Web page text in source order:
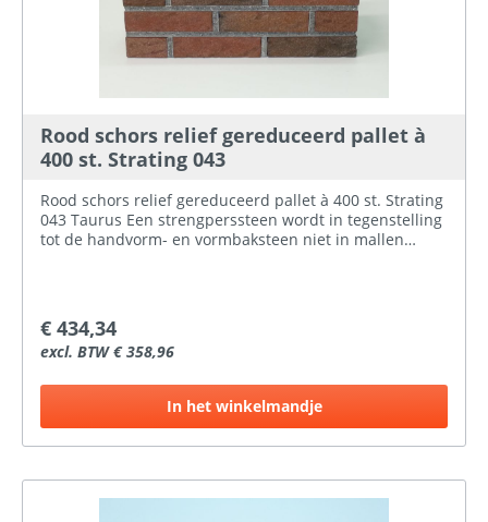
Rood schors relief gereduceerd pallet à
400 st. Strating 043
Rood schors relief gereduceerd pallet à 400 st. Strating
043 Taurus Een strengperssteen wordt in tegenstelling
tot de handvorm- en vormbaksteen niet in mallen
worden de stroken klei op de dikte van de steen
afgesneden. Doordat dit een doorlopend proces is, is
een snelle productie mogelijk. De strengperssteen kan
middel van stempelrollen worden voorzien van een
structuur of tekening. Alleen een strengperssteen kan
geperforeerd zijn, dit doordat ze de opening van de
de perforatie. Het voordeel van het perforeren is een
gelijkmatige droging en verstening bij het bakken,
€ 434,34
excl. BTW € 358,96
In het winkelmandje